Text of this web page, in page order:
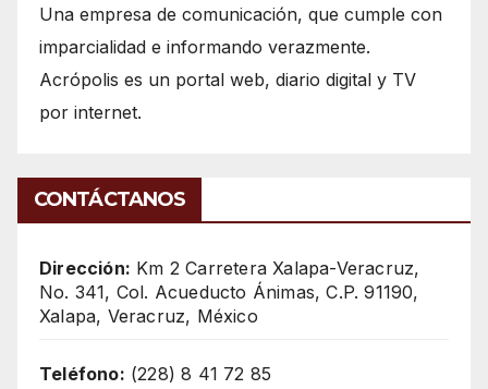
Una empresa de comunicación, que cumple con
imparcialidad e informando verazmente.
Acrópolis es un portal web, diario digital y TV
por internet.
CONTÁCTANOS
Dirección: Km 2 Carretera Xalapa-Veracruz,
No. 341, Col. Acueducto Ánimas, C.P. 91190,
Xalapa, Veracruz, México
Teléfono: (228) 8 41 72 85